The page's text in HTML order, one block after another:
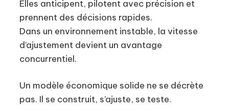
Elles anticipent, pilotent avec précision et
prennent des décisions rapides.
Dans un environnement instable, la vitesse
d’ajustement devient un avantage
concurrentiel.
Un modèle économique solide ne se décrète
pas. Il se construit, s’ajuste, se teste.